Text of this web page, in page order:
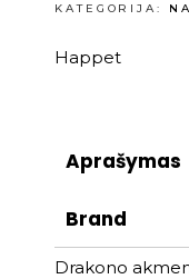
KATEGORIJA:
Happet
Aprašymas
Brand
Drakono